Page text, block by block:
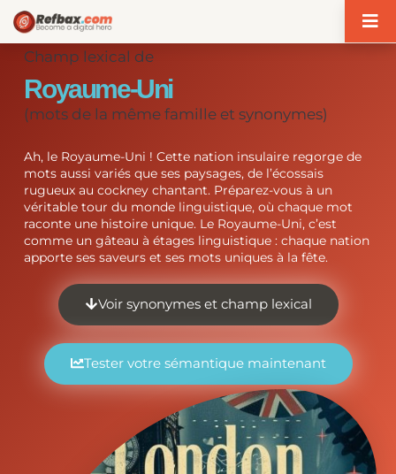
Champ lexical de
Royaume-Uni
(mots de la même famille et synonymes)
Ah, le Royaume-Uni ! Cette nation insulaire regorge de
mots aussi variés que ses paysages, de l’écossais
rugueux au cockney chantant. Préparez-vous à un
véritable tour du monde linguistique, où chaque mot
raconte une histoire unique. Le Royaume-Uni, c’est
comme un gâteau à étages linguistique : chaque nation
apporte ses saveurs et ses mots uniques à la fête.
Voir synonymes et champ lexical
Tester votre sémantique maintenant
Panneau de gestion des cookies